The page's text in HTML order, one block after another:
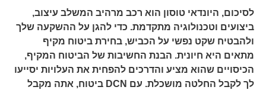
לסיכום, היונדאי טוסון הוא רכב מרהיב המשלב עיצוב,
ביצועים וטכנולוגיה מתקדמת. כדי להגן על ההשקעה שלך
ולהבטיח שקט נפשי על הכביש, בחירת ביטוח מקיף
מתאים היא חיונית. הבנת החשיבות של הביטוח המקיף,
הכיסויים שהוא מציע והדרכים להפחית את העלויות יסייעו
לך לקבל החלטה מושכלת. עם DCN ביטוח, אתה מקבל